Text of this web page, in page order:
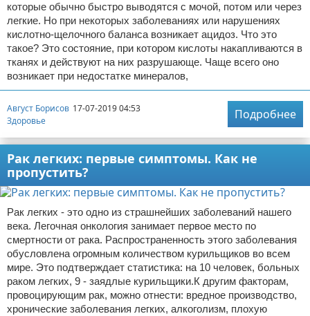
которые обычно быстро выводятся с мочой, потом или через
легкие. Но при некоторых заболеваниях или нарушениях
кислотно-щелочного баланса возникает ацидоз. Что это
такое? Это состояние, при котором кислоты накапливаются в
тканях и действуют на них разрушающе. Чаще всего оно
возникает при недостатке минералов,
Август Борисов 17-07-2019 04:53
Здоровье
Подробнее
Рак легких: первые симптомы. Как не
пропустить?
Рак легких - это одно из страшнейших заболеваний нашего
века. Легочная онкология занимает первое место по
смертности от рака. Распространенность этого заболевания
обусловлена огромным количеством курильщиков во всем
мире. Это подтверждает статистика: на 10 человек, больных
раком легких, 9 - заядлые курильщики.К другим факторам,
провоцирующим рак, можно отнести: вредное производство,
хронические заболевания легких, алкоголизм, плохую